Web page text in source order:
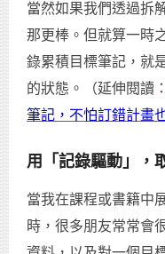
當然如果我們透過拆
那更棒。但就算一時
錄累積目標筆記，就
的狀態。（延伸閱讀：
筆記，不怕訂錯計畫
用「記錄驅動」，
當我在課程或書籍中
時，很多朋友常常會